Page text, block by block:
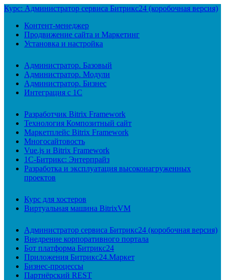
Курс: Администратор сервиса Битрикс24 (коробочная версия)
Контент-менеджер
Продвижение сайта и Маркетинг
Установка и настройка
Администратор. Базовый
Администратор. Модули
Администратор. Бизнес
Интеграция с 1С
Разработчик Bitrix Framework
Технология Композитный сайт
Маркетплейс Bitrix Framework
Многосайтовость
Vue.js и Bitrix Framework
1С-Битрикс: Энтерпрайз
Разработка и эксплуатация высоконагруженных
проектов
Курс для хостеров
Виртуальная машина BitrixVM
Администратор сервиса Битрикс24 (коробочная версия)
Внедрение корпоративного портала
Бот платформа Битрикс24
Приложения Битрикс24.Маркет
Бизнес-процессы
Партнёрский REST